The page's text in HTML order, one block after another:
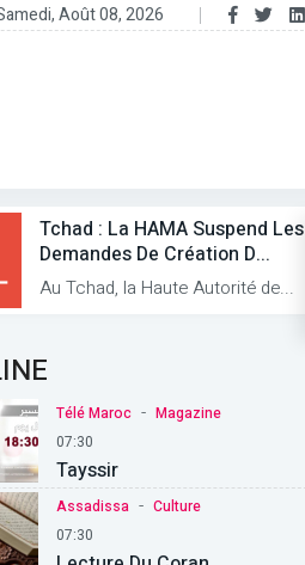
Août 08, 2026
Tchad : La HAMA Suspend Les
Demandes De Création D...
Au Tchad, la Haute Autorité de...
Télé Maroc - Magazine
07:30
Tayssir
Assadissa - Culture
07:30